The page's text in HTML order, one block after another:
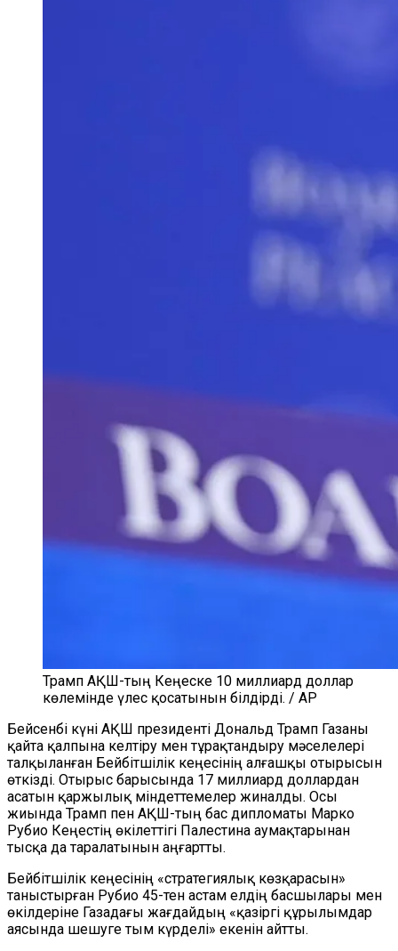
Трамп АҚШ-тың Кеңеске 10 миллиард доллар
көлемінде үлес қосатынын білдірді. / AP
Бейсенбі күні АҚШ президенті Дональд Трамп Газаны
қайта қалпына келтіру мен тұрақтандыру мәселелері
талқыланған Бейбітшілік кеңесінің алғашқы отырысын
өткізді. Отырыс барысында 17 миллиард доллардан
асатын қаржылық міндеттемелер жиналды. Осы
жиында Трамп пен АҚШ-тың бас дипломаты Марко
Рубио Кеңестің өкілеттігі Палестина аумақтарынан
тысқа да таралатынын аңғартты.
Бейбітшілік кеңесінің «стратегиялық көзқарасын»
таныстырған Рубио 45-тен астам елдің басшылары мен
өкілдеріне Газадағы жағдайдың «қазіргі құрылымдар
аясында шешуге тым күрделі» екенін айтты.